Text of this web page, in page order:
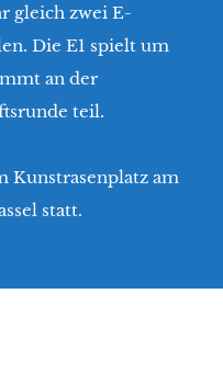
gleich zwei E-
Die E1 spielt um
an der
teil.
Kunstrasenplatz am
statt.